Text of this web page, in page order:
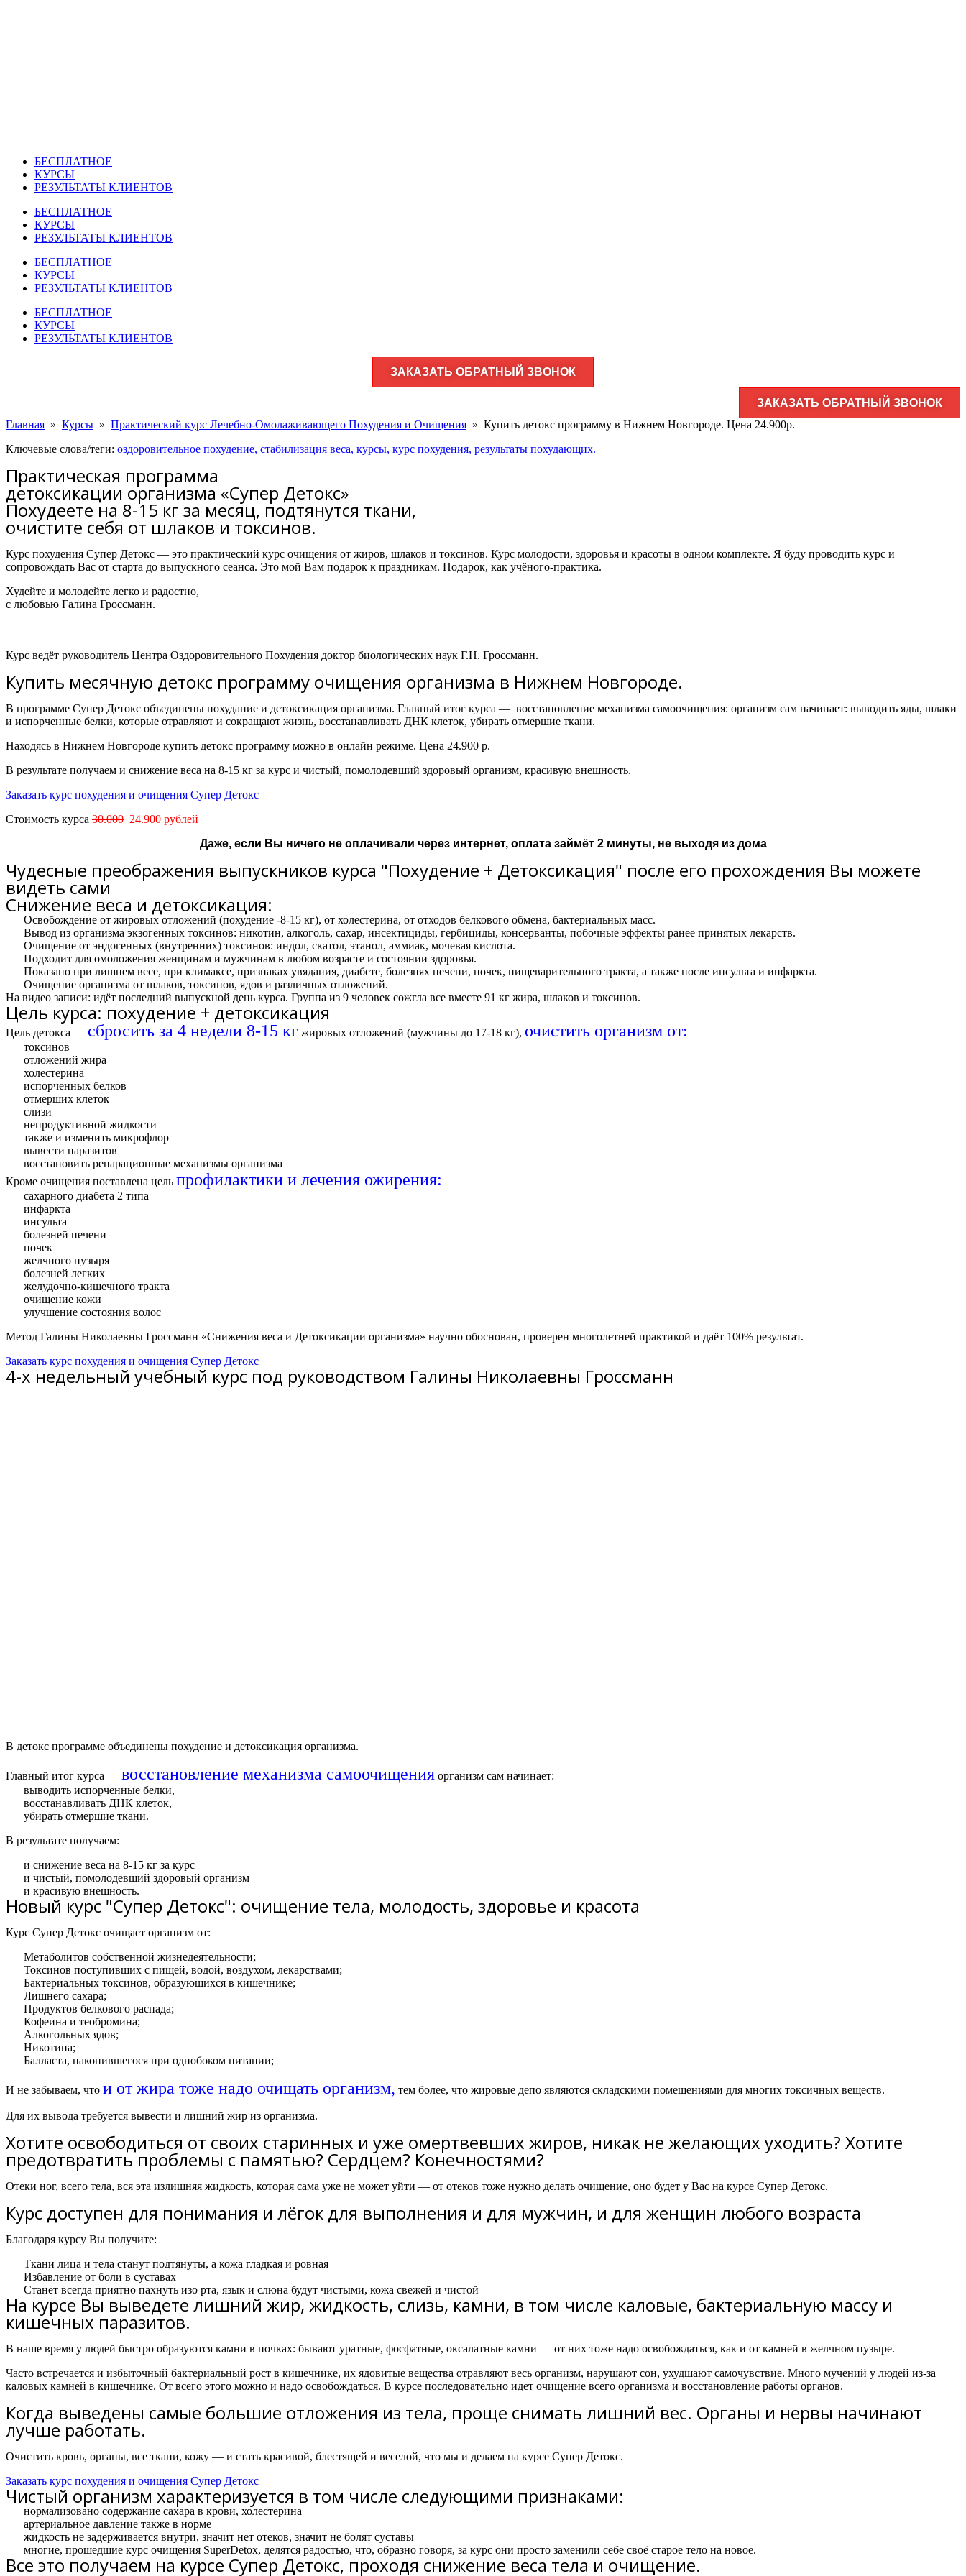
БЕСПЛАТНОЕ
КУРСЫ
РЕЗУЛЬТАТЫ КЛИЕНТОВ
БЕСПЛАТНОЕ
КУРСЫ
РЕЗУЛЬТАТЫ КЛИЕНТОВ
БЕСПЛАТНОЕ
КУРСЫ
РЕЗУЛЬТАТЫ КЛИЕНТОВ
БЕСПЛАТНОЕ
КУРСЫ
РЕЗУЛЬТАТЫ КЛИЕНТОВ
ЗАКАЗАТЬ ОБРАТНЫЙ ЗВОНОК
ЗАКАЗАТЬ ОБРАТНЫЙ ЗВОНОК
Главная » Курсы » Практический курс Лечебно-Омолаживающего Похудения и Очищения » Купить детокс программу в Нижнем Новгороде. Цена 24.900р.
Ключевые слова/теги: оздоровительное похудение, стабилизация веса, курсы, курс похудения, результаты похудающих.
Практическая программа
детоксикации организма «Супер Детокс»
Похудеете на 8-15 кг за месяц, подтянутся ткани,
очистите себя от шлаков и токсинов.
Курс похудения Супер Детокс — это практический курс очищения от жиров, шлаков и токсинов. Курс молодости, здоровья и красоты в одном комплекте. Я буду проводить курс и
сопровождать Вас от старта до выпускного сеанса. Это мой Вам подарок к праздникам. Подарок, как учёного-практика.
Худейте и молодейте легко и радостно,
с любовью Галина Гроссманн.
Курс ведёт руководитель Центра Оздоровительного Похудения доктор биологических наук Г.Н. Гроссманн.
Купить месячную детокс программу очищения организма в Нижнем Новгороде.
В программе Супер Детокс объединены похудание и детоксикация организма. Главный итог курса — восстановление механизма самоочищения: организм сам начинает: выводить яды, шлаки
и испорченные белки, которые отравляют и сокращают жизнь, восстанавливать ДНК клеток, убирать отмершие ткани.
Находясь в Нижнем Новгороде купить детокс программу можно в онлайн режиме. Цена 24.900 р.
В результате получаем и снижение веса на 8-15 кг за курс и чистый, помолодевший здоровый организм, красивую внешность.
Заказать курс похудения и очищения Супер Детокс
Стоимость курса 30.000 24.900 рублей
Даже, если Вы ничего не оплачивали через интернет, оплата займёт 2 минуты, не выходя из дома
Чудесные преображения выпускников курса "Похудение + Детоксикация" после его прохождения Вы можете
видеть сами
Снижение веса и детоксикация:
Освобождение от жировых отложений (похудение -8-15 кг), от холестерина, от отходов белкового обмена, бактериальных масс.
Вывод из организма экзогенных токсинов: никотин, алкоголь, сахар, инсектициды, гербициды, консерванты, побочные эффекты ранее принятых лекарств.
Очищение от эндогенных (внутренних) токсинов: индол, скатол, этанол, аммиак, мочевая кислота.
Подходит для омоложения женщинам и мужчинам в любом возрасте и состоянии здоровья.
Показано при лишнем весе, при климаксе, признаках увядания, диабете, болезнях печени, почек, пищеварительного тракта, а также после инсульта и инфаркта.
Очищение организма от шлаков, токсинов, ядов и различных отложений.
На видео записи: идёт последний выпускной день курса. Группа из 9 человек сожгла все вместе 91 кг жира, шлаков и токсинов.
Цель курса: похудение + детоксикация
Цель детокса — сбросить за 4 недели 8-15 кг жировых отложений (мужчины до 17-18 кг), очистить организм от:
токсинов
отложений жира
холестерина
испорченных белков
отмерших клеток
слизи
непродуктивной жидкости
также и изменить микрофлор
вывести паразитов
восстановить репарационные механизмы организма
Кроме очищения поставлена цель профилактики и лечения ожирения:
сахарного диабета 2 типа
инфаркта
инсульта
болезней печени
почек
желчного пузыря
болезней легких
желудочно-кишечного тракта
очищение кожи
улучшение состояния волос
Метод Галины Николаевны Гроссманн «Снижения веса и Детоксикации организма» научно обоснован, проверен многолетней практикой и даёт 100% результат.
Заказать курс похудения и очищения Супер Детокс
4-х недельный учебный курс под руководством Галины Николаевны Гроссманн
В детокс программе объединены похудение и детоксикация организма.
Главный итог курса — восстановление механизма самоочищения организм сам начинает:
выводить испорченные белки,
восстанавливать ДНК клеток,
убирать отмершие ткани.
В результате получаем:
и снижение веса на 8-15 кг за курс
и чистый, помолодевший здоровый организм
и красивую внешность.
Новый курс "Супер Детокс": очищение тела, молодость, здоровье и красота
Курс Супер Детокс очищает организм от:
Метаболитов собственной жизнедеятельности;
Токсинов поступивших с пищей, водой, воздухом, лекарствами;
Бактериальных токсинов, образующихся в кишечнике;
Лишнего сахара;
Продуктов белкового распада;
Кофеина и теобромина;
Алкогольных ядов;
Никотина;
Балласта, накопившегося при однобоком питании;
И не забываем, что и от жира тоже надо очищать организм, тем более, что жировые депо являются складскими помещениями для многих токсичных веществ.
Для их вывода требуется вывести и лишний жир из организма.
Хотите освободиться от своих старинных и уже омертвевших жиров, никак не желающих уходить? Хотите
предотвратить проблемы с памятью? Сердцем? Конечностями?
Отеки ног, всего тела, вся эта излишняя жидкость, которая сама уже не может уйти — от отеков тоже нужно делать очищение, оно будет у Вас на курсе Супер Детокс.
Курс доступен для понимания и лёгок для выполнения и для мужчин, и для женщин любого возраста
Благодаря курсу Вы получите:
Ткани лица и тела станут подтянуты, а кожа гладкая и ровная
Избавление от боли в суставах
Станет всегда приятно пахнуть изо рта, язык и слюна будут чистыми, кожа свежей и чистой
На курсе Вы выведете лишний жир, жидкость, слизь, камни, в том числе каловые, бактериальную массу и
кишечных паразитов.
В наше время у людей быстро образуются камни в почках: бывают уратные, фосфатные, оксалатные камни — от них тоже надо освобождаться, как и от камней в желчном пузыре.
Часто встречается и избыточный бактериальный рост в кишечнике, их ядовитые вещества отравляют весь организм, нарушают сон, ухудшают самочувствие. Много мучений у людей из-за
каловых камней в кишечнике. От всего этого можно и надо освобождаться. В курсе последовательно идет очищение всего организма и восстановление работы органов.
Когда выведены самые большие отложения из тела, проще снимать лишний вес. Органы и нервы начинают
лучше работать.
Очистить кровь, органы, все ткани, кожу — и стать красивой, блестящей и веселой, что мы и делаем на курсе Супер Детокс.
Заказать курс похудения и очищения Супер Детокс
Чистый организм характеризуется в том числе следующими признаками:
нормализовано содержание сахара в крови, холестерина
артериальное давление также в норме
жидкость не задерживается внутри, значит нет отеков, значит не болят суставы
многие, прошедшие курс очищения SuperDetox, делятся радостью, что, образно говоря, за курс они просто заменили себе своё старое тело на новое.
Все это получаем на курсе Супер Детокс, проходя снижение веса тела и очищение.